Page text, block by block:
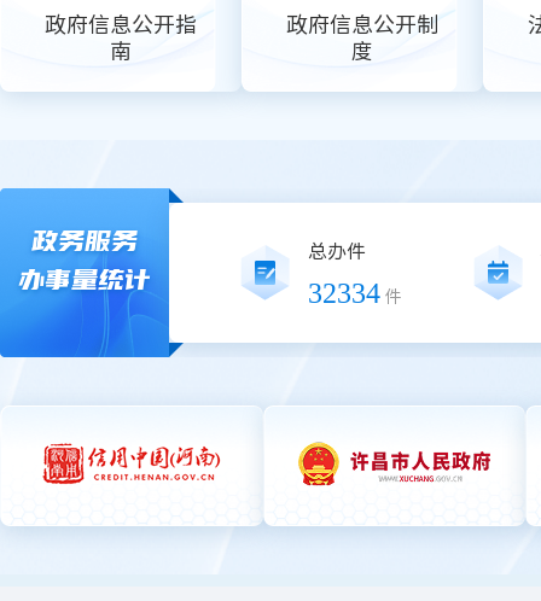
政府信息公开指
南
政府信息公开制
度
政务服务
办事量统计
总办件
32334 件